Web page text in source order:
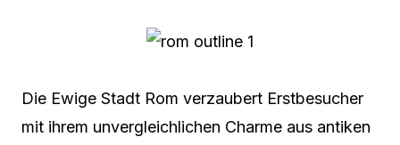
Die Ewige Stadt Rom verzaubert Erstbesucher
mit ihrem unvergleichlichen Charme aus antiken